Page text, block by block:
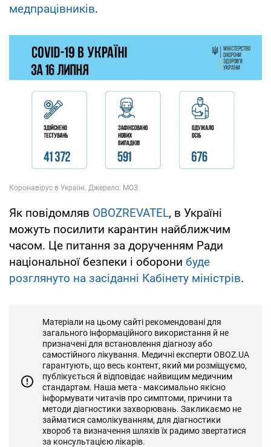
медпрацівників.
Як повідомляв OBOZREVATEL, в Україні
можуть посилити карантин найближчим
часом. Це питання за дорученням Ради
національної безпеки і оборони буде
розглянуто на засіданні Кабінету міністрів.
Матеріали на цьому сайті рекомендовані для
загального інформаційного використання й не
призначені для встановлення діагнозу або
самостійного лікування. Медичні експерти OBOZ.UA
гарантують, що весь контент, який ми розміщуємо,
публікується й відповідає найвищим медичним
стандартам. Наша мета - максимально якісно
інформувати читачів про симптоми, причини та
методи діагностики захворювань. Закликаємо не
займатися самолікуванням, для діагностики
хвороб та визначення шляхів їх радимо звертатися
за консультацією лікарів.